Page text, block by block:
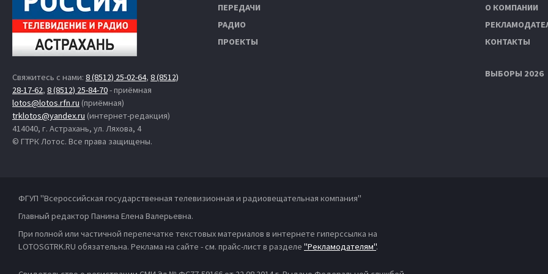
Свяжитесь с нами: 8 (8512) 25-02-64, 8 (8512)
28-17-62, 8 (8512) 25-84-70- приёмная
lotos@lotos.rfn.ru (приёмная)
trklotos@yandex.ru (интернет-редакция)
414040, г. Астрахань, ул. Ляхова, 4
© ГТРК Лотос. Все права защищены.
ПЕРЕДАЧИ
РАДИО
ПРОЕКТЫ
О КОМПАНИИ
КОНТАКТЫ
ВЫБОРЫ 2026
ФГУП "Всероссийская государственная телевизионная и радиовещательная компания"
Главный редактор Панина Елена Валерьевна.
При полной или частичной перепечатке текстовых материалов в интернете гиперссылка на
LOTOSGTRK.RU обязательна. Реклама на сайте - см. прайс-лист в разделе "Рекламодателям".